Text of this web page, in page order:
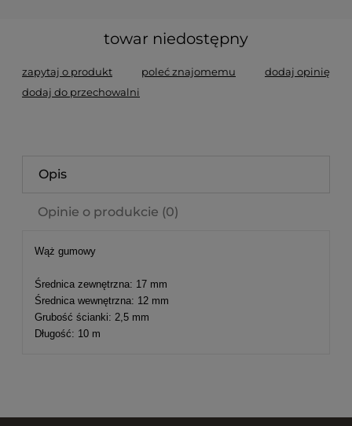
towar niedostępny
zapytaj o produkt poleć znajomemu
dodaj opinię
dodaj do przechowalni
Opis
Opinie o produkcie (0)
Wąż gumowy
Średnica zewnętrzna: 17 mm
Średnica wewnętrzna: 12 mm
Grubość ścianki: 2,5 mm
Długość: 10 m